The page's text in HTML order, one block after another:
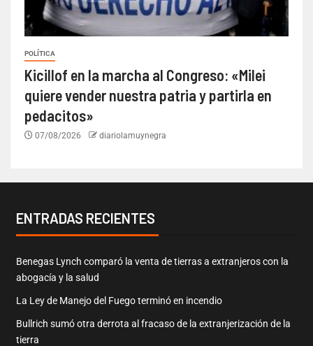
POLÍTICA
Kicillof en la marcha al Congreso: «Milei
quiere vender nuestra patria y partirla en
pedacitos»
07/08/2026 diariolamuynegra
ENTRADAS RECIENTES
Benegas Lynch comparó la venta de tierras a extranjeros con la
abogacía y la salud
La Ley de Manejo del Fuego terminó en incendio
Bullrich sumó otra derrota al fracaso de la extranjerización de la
tierra